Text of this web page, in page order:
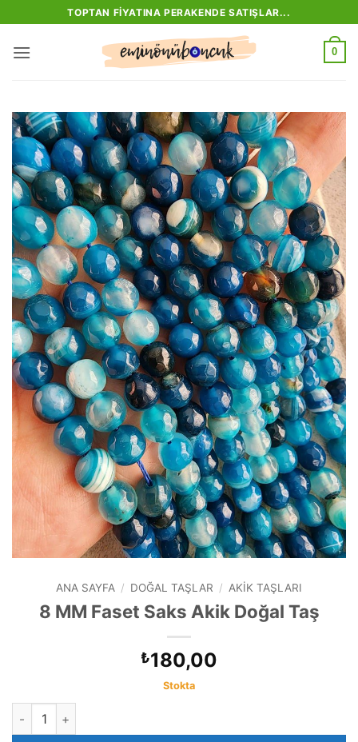
atla
TOPTAN FIYATINA PERAKENDE SATIŞLAR...
0
ANA SAYFA / DOĞAL TAŞLAR / AKIK TAŞLARI
8 MM Faset Saks Akik Doğal Taş
₺180,00
Stokta
8 MM Faset Saks Akik Doğal Taş adet